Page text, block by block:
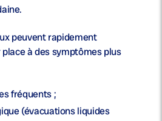
peuvent rapidement
à des symptômes plus
fréquents;
(évacuations liquides